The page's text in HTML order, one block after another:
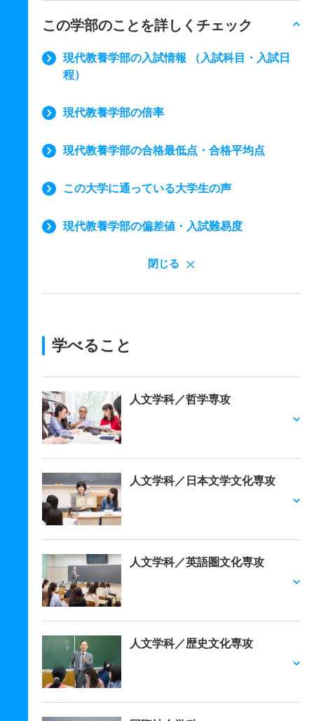
この学部のことを詳しくチェック
現代教養学部の入試情報 （入試科目・入試日
程）
現代教養学部の倍率
現代教養学部の合格最低点・合格平均点
この大学に通っている大学生の声
現代教養学部の偏差値・入試難易度
閉じる
学べること
人文学科／哲学専攻
人文学科／日本文学文化専攻
人文学科／英語圏文化専攻
人文学科／歴史文化専攻